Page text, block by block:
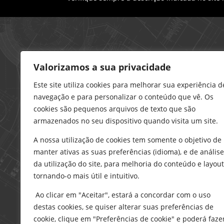
Valorizamos a sua privacidade
Este site utiliza cookies para melhorar sua experiência
navegação e para personalizar o conteúdo que vê. Os
cookies são pequenos arquivos de texto que são
armazenados no seu dispositivo quando visita um site.
A nossa utilização de cookies tem somente o objetivo de
manter ativas as suas preferências (idioma), e de análise
da utilização do site, para melhoria do conteúdo e
tornando-o mais útil e intuitivo.
Ao clicar em "Aceitar", estará a concordar com o uso
destas cookies, se quiser alterar suas preferências de
cookie, clique em "Preferências de cookie" e poderá
21 296 0195
912 606 251
charneca@delarobia.pt
R. António Andrade, 1116
2820-287 • Charneca da Caparica
Loja – Tires
214 453 329
919 865 192
tires@delarobia.pt
Av. Amália Rodrigues, 190